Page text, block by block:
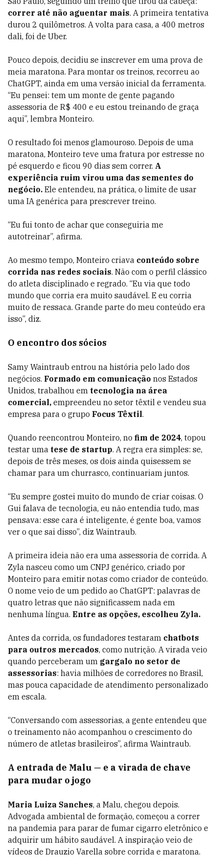
correr até não aguentar mais. A primeira tentativa
durou 2 quilômetros. A volta para casa, a 400 metros
dali, foi de Uber.
Pouco depois, decidiu se inscrever em uma prova de
meia maratona. Para montar os treinos, recorreu ao
ChatGPT, ainda em uma versão inicial da ferramenta.
“Eu pensei: tem um monte de gente pagando
assessoria de R$ 400 e eu estou treinando de graça
aqui”, lembra Monteiro.
O resultado foi menos glamouroso. Depois de uma
maratona, Monteiro teve uma fratura por estresse no
pé esquerdo e ficou 90 dias sem correr. A
experiência ruim virou uma das sementes do
negócio. Ele entendeu, na prática, o limite de usar
uma IA genérica para prescrever treino.
“Eu fui tonto de achar que conseguiria me
autotreinar”, afirma.
Ao mesmo tempo, Monteiro criava conteúdo sobre
corrida nas redes sociais. Não com o perfil clássico
do atleta disciplinado e regrado. “Eu via que todo
mundo que corria era muito saudável. E eu corria
muito de ressaca. Grande parte do meu conteúdo era
isso”, diz.
O encontro dos sócios
Samy Waintraub entrou na história pelo lado dos
negócios. Formado em comunicação nos Estados
Unidos, trabalhou em tecnologia na área
comercial, empreendeu no setor têxtil e vendeu sua
empresa para o grupo Focus Têxtil.
Quando reencontrou Monteiro, no fim de 2024, topou
testar uma tese de startup. A regra era simples: se,
depois de três meses, os dois ainda quisessem se
chamar para um churrasco, continuariam juntos.
“Eu sempre gostei muito do mundo de criar coisas. O
Gui falava de tecnologia, eu não entendia tudo, mas
pensava: esse cara é inteligente, é gente boa, vamos
ver o que sai disso”, diz Waintraub.
A primeira ideia não era uma assessoria de corrida. A
Zyla nasceu como um CNPJ genérico, criado por
Monteiro para emitir notas como criador de conteúdo.
O nome veio de um pedido ao ChatGPT: palavras de
quatro letras que não significassem nada em
nenhuma língua. Entre as opções, escolheu Zyla.
Antes da corrida, os fundadores testaram chatbots
para outros mercados, como nutrição. A virada veio
quando perceberam um gargalo no setor de
assessorias: havia milhões de corredores no Brasil,
mas pouca capacidade de atendimento personalizado
em escala.
“Conversando com assessorias, a gente entendeu que
o treinamento não acompanhou o crescimento do
número de atletas brasileiros”, afirma Waintraub.
A entrada de Malu — e a virada de chave
para mudar o jogo
Maria Luiza Sanches, a Malu, chegou depois.
Advogada ambiental de formação, começou a correr
na pandemia para parar de fumar cigarro eletrônico e
adquirir um hábito saudável. A inspiração veio de
vídeos de Drauzio Varella sobre corrida e maratona.